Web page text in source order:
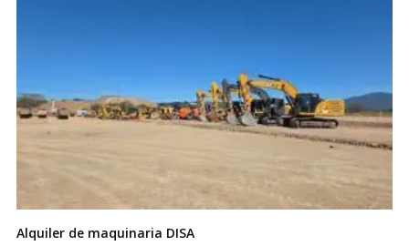
Alquiler de maquinaria DISA